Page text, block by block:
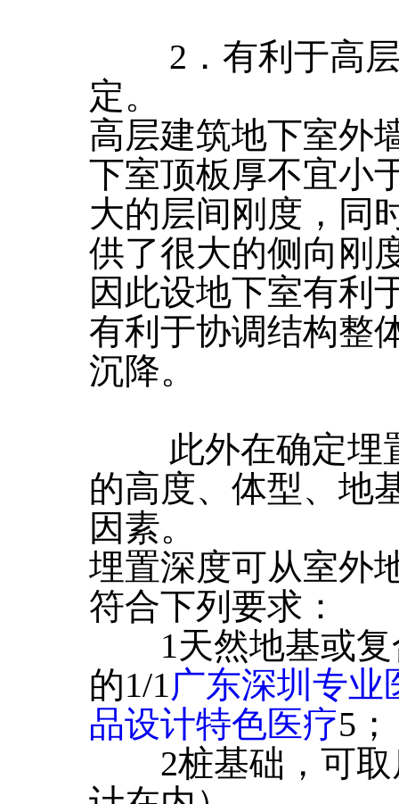
2．有利于高层
定。
高层建筑地下室外
下室顶板厚不宜小
大的层间刚度，同
供了很大的侧向刚
因此设地下室有利
有利于协调结构整
沉降。
此外在确定埋置
的高度、体型、地
因素。
埋置深度可从室外
符合下列要求：
1天然地基或复
的1/1广东深圳专业
品设计特色医疗5；
2桩基础，可取